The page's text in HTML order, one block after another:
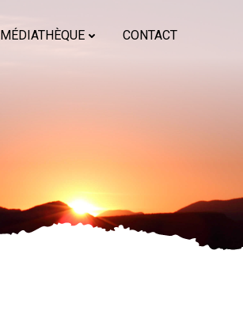
MÉDIATHÈQUE CONTACT